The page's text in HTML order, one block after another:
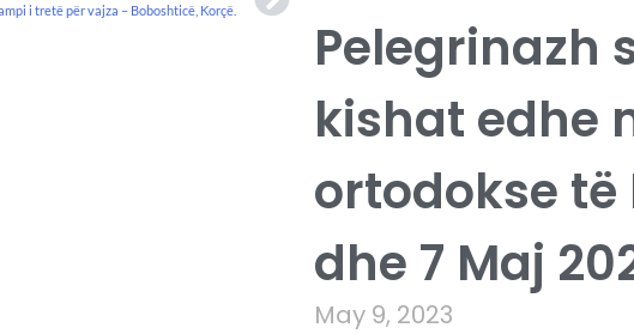
i tretë për vajza – Boboshticë, Korçë.
Pelegrinazh
kishat edhe
ortodokse të
dhe 7 Maj
May 9, 2023